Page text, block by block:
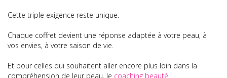
Cette triple exigence reste unique.
Chaque coffret devient une réponse adaptée à votre peau, à
vos envies, à votre saison de vie.
Et pour celles qui souhaitent aller encore plus loin dans la
compréhension de leur peau, le coaching beauté